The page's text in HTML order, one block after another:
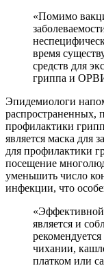
«Помимо
время
средств для
гриппа и
Эпидемиологи
распространенных,
профилактики
является маска для
для профилактики
посещение
уменьшить число
инфекции, что
является и
чихании,
платком или